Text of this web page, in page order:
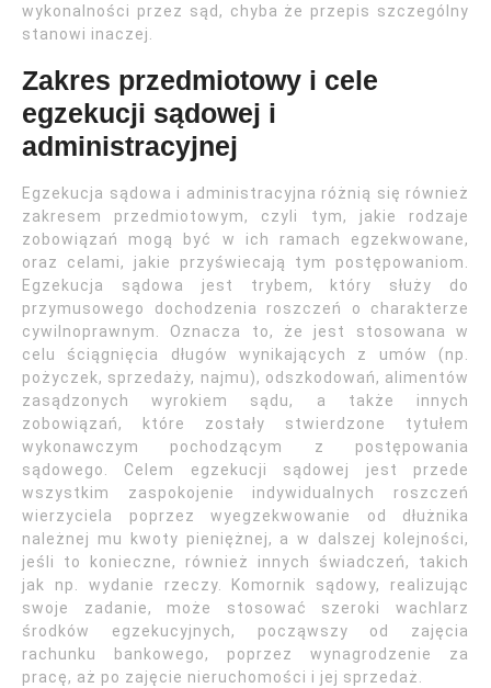
wykonalności przez sąd, chyba że przepis szczególny
stanowi inaczej.
Zakres przedmiotowy i cele
egzekucji sądowej i
administracyjnej
Egzekucja sądowa i administracyjna różnią się również
zakresem przedmiotowym, czyli tym, jakie rodzaje
zobowiązań mogą być w ich ramach egzekwowane,
oraz celami, jakie przyświecają tym postępowaniom.
Egzekucja sądowa jest trybem, który służy do
przymusowego dochodzenia roszczeń o charakterze
cywilnoprawnym. Oznacza to, że jest stosowana w
celu ściągnięcia długów wynikających z umów (np.
pożyczek, sprzedaży, najmu), odszkodowań, alimentów
zasądzonych wyrokiem sądu, a także innych
zobowiązań, które zostały stwierdzone tytułem
wykonawczym pochodzącym z postępowania
sądowego. Celem egzekucji sądowej jest przede
wszystkim zaspokojenie indywidualnych roszczeń
wierzyciela poprzez wyegzekwowanie od dłużnika
należnej mu kwoty pieniężnej, a w dalszej kolejności,
jeśli to konieczne, również innych świadczeń, takich
jak np. wydanie rzeczy. Komornik sądowy, realizując
swoje zadanie, może stosować szeroki wachlarz
środków egzekucyjnych, począwszy od zajęcia
rachunku bankowego, poprzez wynagrodzenie za
pracę, aż po zajęcie nieruchomości i jej sprzedaż.